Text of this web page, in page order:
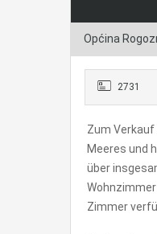
Općina
2731
Zum
Meeres und
über
Zimmer